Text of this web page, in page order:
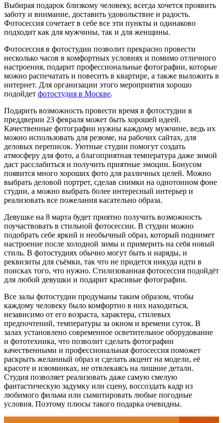
Выбирая подарок близкому человеку, всегда хочется проявить
заботу и внимание, доставить удовольствие и радость.
Фотосессия сочетает в себе все эти пункты и одинаково
подходит как для мужчины, так и для женщины.
Фотосессия в фотостудии позволит прекрасно провести
несколько часов в комфортных условиях и помимо отличного
настроения, подарит профессиональные фотографии, которые
можно распечатать и повесить в квартире, а также выложить в
интернет. Для организации этого мероприятия хорошо
подойдет фотостудия в Москве.
Подарить возможность провести время в фотостудии в
преддверии 23 февраля может быть хорошей идеей.
Качественные фотографии нужны каждому мужчине, ведь их
можно использовать для резюме, на рабочих сайтах, для
деловых переписок. Уютные студии помогут создать
атмосферу для фото, а благоприятная температура даже зимой
даст расслабиться и получить приятные эмоции. Бонусом
появится много хороших фото для различных целей. Можно
выбрать деловой портрет, сделав снимки на однотонном фоне
студии, а можно выбрать более интересный интерьер и
реализовать все пожелания касательно образа.
Девушке на 8 марта будет приятно получить возможность
поучаствовать в стильной фотосессии. В студии можно
подобрать себе яркий и необычный образ, который поднимет
настроение после холодной зимы и примерить на себя новый
стиль. В фотостудиях обычно могут быть и наряды, и
реквизиты для съёмки, так что не придется никуда идти в
поисках того, что нужно. Стилизованная фотосессия подойдёт
для любой девушки и подарит красивые фотографии.
Все залы фотостудии продуманы таким образом, чтобы
каждому человеку было комфортно в них находиться,
независимо от его возраста, характера, стилевых
предпочтений, температуры за окном и времени суток. В
залах установлено современное осветительное оборудование
и фототехника, что позволит сделать фотографии
качественными и профессиональная фотосессия поможет
раскрыть желанный образ и сделать акцент на модели, её
красоте и изюминках, не отвлекаясь на лишние детали.
Студия позволяет реализовать даже самую смелую
фантастическую задумку или сцену, воссоздать кадр из
любимого фильма или сымитировать любые погодные
условия. Поэтому плюсы такого подарка очевидны.